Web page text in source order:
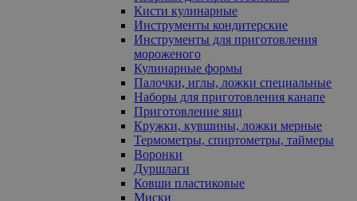
Кисти кулинарные
Инструменты кондитерские
Инструменты для приготовления
мороженого
Кулинарные формы
Палочки, иглы, ложки специальные
Наборы для приготовления канапе
Приготовление яиц
Кружки, кувшины, ложки мерные
Термометры, спиртометры, таймеры
Воронки
Дуршлаги
Ковши пластиковые
Миски